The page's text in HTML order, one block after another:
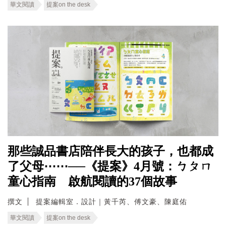
華文閱讀 提案on the desk
那些誠品書店陪伴長大的孩子，也都成
了父母⋯⋯──《提案》4月號：ㄅㄆㄇ
童心指南 啟航閱讀的37個故事
撰文 提案編輯室．設計｜黃千芮、傅文豪、陳庭佑
華文閱讀 提案on the desk